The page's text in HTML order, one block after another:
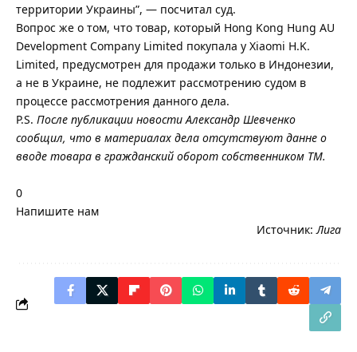
территории Украины”, — посчитал суд.
Вопрос же о том, что товар, который Hong Kong Hung AU
Development Company Limited покупала у Хiaomi H.K.
Limited, предусмотрен для продажи только в Индонезии,
а не в Украине, не подлежит рассмотрению судом в
процессе рассмотрения данного дела.
P.S. После публикации новости Александр Шевченко
сообщил, что в материалах дела отсутствуют данне о
вводе товара в гражданский оборот собственником ТМ.
0
Напишите нам
Источник: Лига